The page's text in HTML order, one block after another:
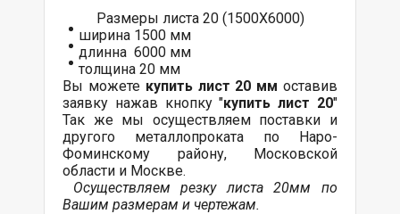
Размеры листа 20 (1500Х6000)
ширина 1500 мм
длинна 6000 мм
толщина 20 мм
Вы можете купить лист 20 мм оставив
заявку нажав кнопку "купить лист 20"
Так же мы осуществляем поставки и
другого металлопроката по Наро-
Фоминскому району, Московской
области и Москве.
Осуществляем резку листа 20мм по
Вашим размерам и чертежам.